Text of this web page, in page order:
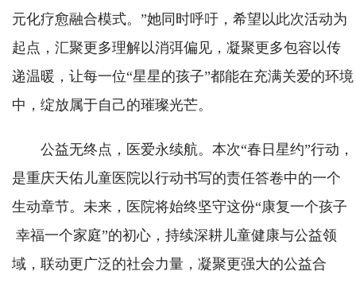
元化疗愈融合模式。”她同时呼吁，希望以此次活动为
起点，汇聚更多理解以消弭偏见，凝聚更多包容以传
递温暖，让每一位“星星的孩子”都能在充满关爱的环境
中，绽放属于自己的璀璨光芒。
公益无终点，医爱永续航。本次“春日星约”行动，
是重庆天佑儿童医院以行动书写的责任答卷中的一个
生动章节。未来，医院将始终坚守这份“康复一个孩子
幸福一个家庭”的初心，持续深耕儿童健康与公益领
域，联动更广泛的社会力量，凝聚更强大的公益合